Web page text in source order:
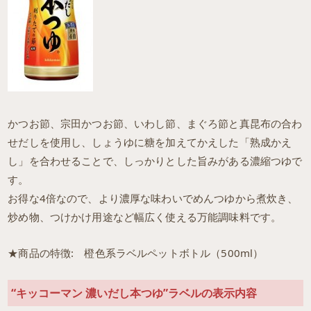
かつお節、宗田かつお節、いわし節、まぐろ節と真昆布の合わ
せだしを使用し、しょうゆに糖を加えてかえした「熟成かえ
し」を合わせることで、しっかりとした旨みがある濃縮つゆで
す。
お得な4倍なので、より濃厚な味わいでめんつゆから煮炊き、
炒め物、つけかけ用途など幅広く使える万能調味料です。
★商品の特徴: 橙色系ラベルペットボトル（500ml）
“キッコーマン 濃いだし本つゆ”ラベルの表示内容